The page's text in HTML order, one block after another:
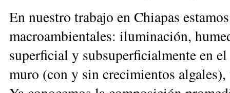
En nuestro trabajo en Chiapas
macroambientales: iluminación,
superficial y subsuperficialmente en
muro (con y sin crecimientos